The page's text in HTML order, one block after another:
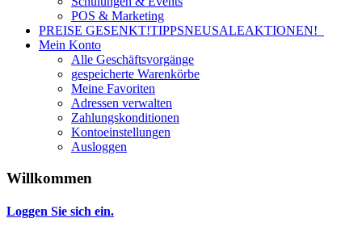
POS & Marketing
PREISE GESENKT!TIPPSNEUSALEAKTIONEN!
Mein Konto
Alle Geschäftsvorgänge
gespeicherte Warenkörbe
Meine Favoriten
Adressen verwalten
Zahlungskonditionen
Kontoeinstellungen
Ausloggen
Willkommen
Loggen Sie sich ein.